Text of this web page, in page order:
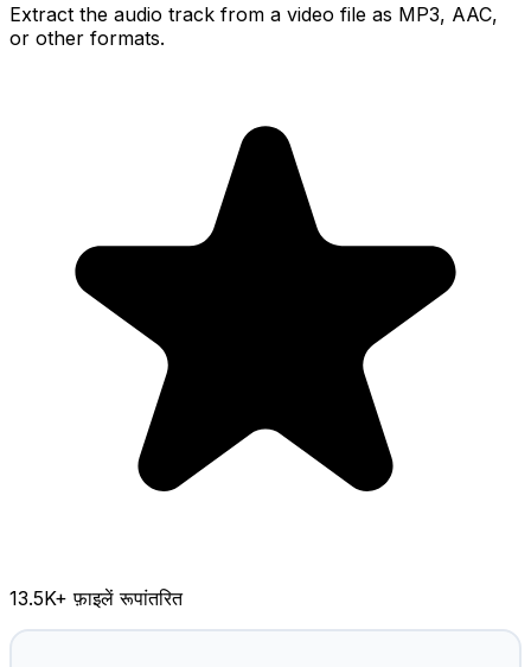
Extract the audio track from a video file as MP3, AAC,
or other formats.
13.5K+ फ़ाइलें रूपांतरित